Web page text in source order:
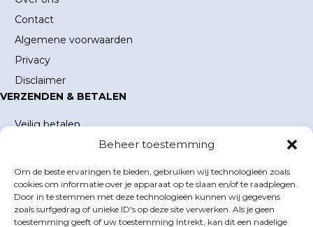
Beheer toestemming
Om de beste ervaringen te bieden, gebruiken wij technologieën zoals
cookies om informatie over je apparaat op te slaan en/of te raadplegen.
Door in te stemmen met deze technologieën kunnen wij gegevens
zoals surfgedrag of unieke ID's op deze site verwerken. Als je geen
toestemming geeft of uw toestemming intrekt, kan dit een nadelige
Contact
Algemene voorwaarden
Privacy
Disclaimer
VERZENDEN & BETALEN
Veilig betalen
Verzending en verzendkosten
MIJN ACCOUNT
Mijn account